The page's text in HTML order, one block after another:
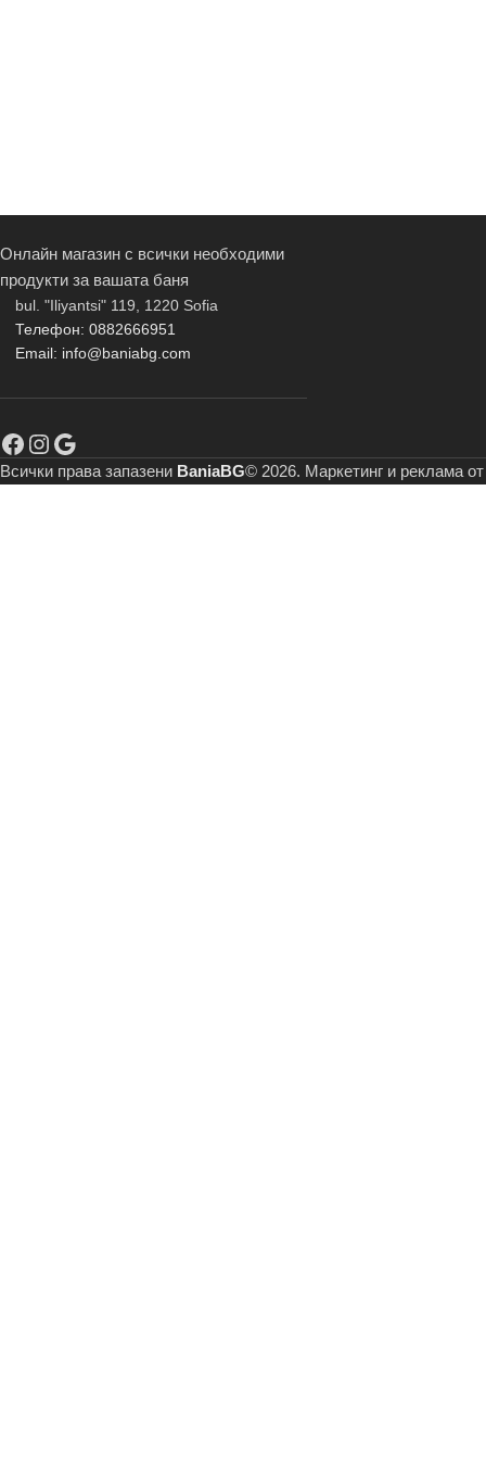
Онлайн магазин с всички необходими
продукти за вашата баня
bul. "Iliyantsi" 119, 1220 Sofia
Телефон: 0882666951
Email: info@baniabg.com
Всички права запазени BaniaBG© 2026. Маркетинг и реклама от